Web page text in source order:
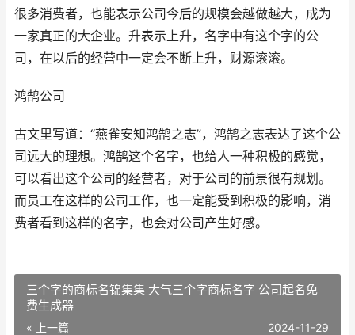
很多消费者，也能表示公司今后的规模会越做越大，成为
一家真正的大企业。升表示上升，名字中有这个字的公
司，在以后的经营中一定会不断上升，财源滚滚。
鸿鹄公司
古文里写道：“燕雀安知鸿鹄之志”，鸿鹄之志表达了这个公
司远大的理想。鸿鹄这个名字，也给人一种积极的感觉，
可以看出这个公司的经营者，对于公司的前景很有规划。
而员工在这样的公司工作，也一定能受到积极的影响，消
费者看到这样的名字，也会对公司产生好感。
三个字的商标名锦集集 大气三个字商标名字 公司起名免
费生成器
« 上一篇 2024-11-29